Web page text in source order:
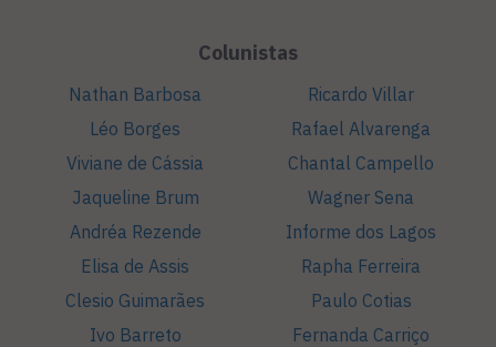
Colunistas
Nathan Barbosa
Léo Borges
Viviane de Cássia
Jaqueline Brum
Andréa Rezende
Elisa de Assis
Clesio Guimarães
Ivo Barreto
Ricardo Villar
Rafael Alvarenga
Chantal Campello
Wagner Sena
Informe dos Lagos
Rapha Ferreira
Paulo Cotias
Fernanda Carriço